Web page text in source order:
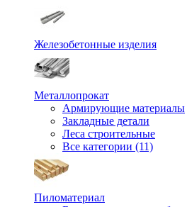
Железобетонные изделия
Металлопрокат
Армирующие материалы
Закладные детали
Леса строительные
Все категории (11)
Пиломатериал